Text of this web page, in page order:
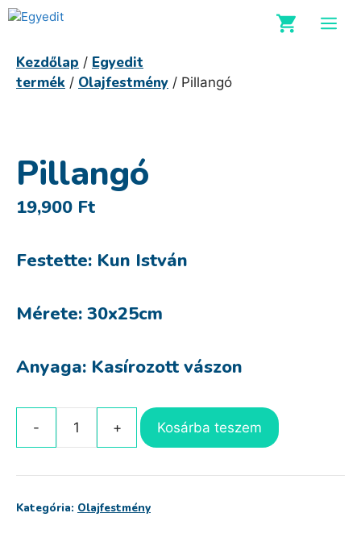
Kilépés
Kezdőlap / Egyedit
termék / Olajfestmény / Pillangó
Pillangó
19,900 Ft
Festette: Kun István
Mérete: 30x25cm
Anyaga: Kasírozott vászon
Pillangó
Kosárba teszem
Kategória: Olajfestmény